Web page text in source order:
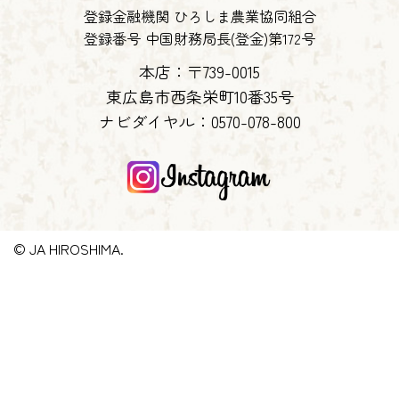
登録金融機関 ひろしま農業協同組合
登録番号 中国財務局長(登金)第172号
本店：〒739-0015
東広島市西条栄町10番35号
ナビダイヤル： 0570-078-800
© JA HIROSHIMA.